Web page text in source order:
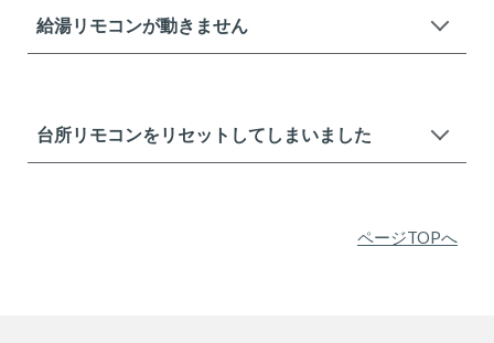
給湯リモコンが動きません
台所リモコンをリセットしてしまいました
ページTOPへ